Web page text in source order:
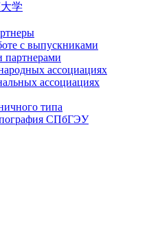
学
с выпускниками
партнерами
ассоциациях
ассоциациях
типа
СПбГЭУ